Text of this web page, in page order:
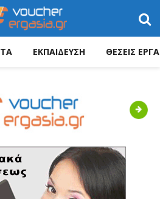
ΕΚΠΑΙΔΕΥΣΗ ΘΕΣΕΙΣ
Next